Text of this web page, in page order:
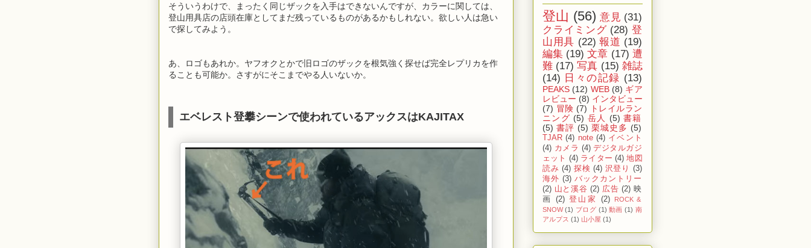
そういうわけで、まったく同じザックを入手はできないんですが、カラーに関しては、
登山用具店の店頭在庫としてまだ残っているものがあるかもしれない。欲しい人は急い
で探してみよう。
あ、ロゴもあれか。ヤフオクとかで旧ロゴのザックを根気強く探せば完全レプリカを作
ることも可能か。さすがにそこまでやる人いないか。
エベレスト登攀シーンで使われているアックスはKAJITAX
登山 (56) 意見 (31)
クライミング (28) 登
山用具 (22) 報道 (19)
編集 (19) 文章 (17) 遭
難 (17) 写真 (15) 雑誌
(14) 日々の記録 (13)
PEAKS (12) WEB (8) ギア
レビュー (8) インタビュー
(7) 冒険 (7)
トレイルラン
ニング (5) 岳人 (5) 書籍
(5) 書評 (5) 栗城史多 (5)
TJAR (4) note (4) イベント
(4) カメラ (4) デジタルガジ
ェット (4) ライター (4) 地図
読み (4) 探検 (4) 沢登り
(3)
海外 (3) バックカントリー
(2) 山と溪谷 (2) 広告 (2) 映
画
(2) 登山家 (2)
ROCK &
SNOW (1) ブログ (1) 動画 (1) 南
アルプス (1) 山小屋 (1)